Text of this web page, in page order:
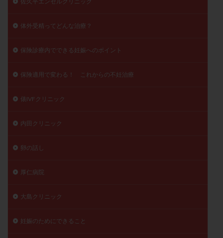
体外受精ってどんな治療？
保険診療内でできる妊娠へのポイント
保険適用で変わる！ これからの不妊治療
俵IVFクリニック
内田クリニック
卵の話し
厚仁病院
大島クリニック
妊娠のためにできること